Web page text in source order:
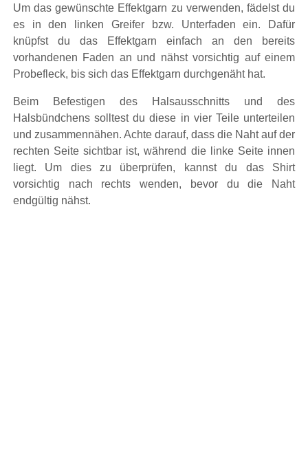
Um das gewünschte Effektgarn zu verwenden, fädelst du
es in den linken Greifer bzw. Unterfaden ein. Dafür
knüpfst du das Effektgarn einfach an den bereits
vorhandenen Faden an und nähst vorsichtig auf einem
Probefleck, bis sich das Effektgarn durchgenäht hat.
Beim Befestigen des Halsausschnitts und des
Halsbündchens solltest du diese in vier Teile unterteilen
und zusammennähen. Achte darauf, dass die Naht auf der
rechten Seite sichtbar ist, während die linke Seite innen
liegt. Um dies zu überprüfen, kannst du das Shirt
vorsichtig nach rechts wenden, bevor du die Naht
endgültig nähst.